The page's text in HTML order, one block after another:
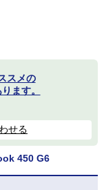
スメの
ます。
せる
450 G6